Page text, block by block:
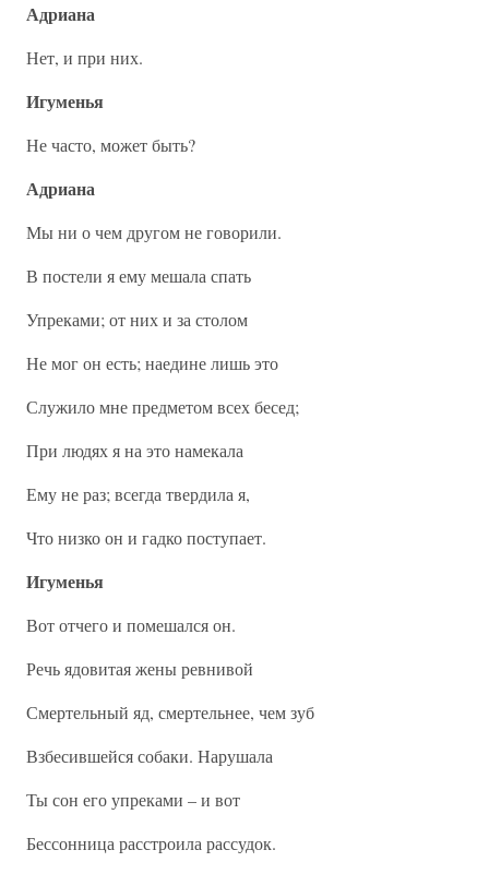
Адриана
Нет, и при них.
Игуменья
Не часто, может быть?
Адриана
Мы ни о чем другом не говорили.
В постели я ему мешала спать
Упреками; от них и за столом
Не мог он есть; наедине лишь это
Служило мне предметом всех бесед;
При людях я на это намекала
Ему не раз; всегда твердила я,
Что низко он и гадко поступает.
Игуменья
Вот отчего и помешался он.
Речь ядовитая жены ревнивой
Смертельный яд, смертельнее, чем зуб
Взбесившейся собаки. Нарушала
Ты сон его упреками – и вот
Бессонница расстроила рассудок.